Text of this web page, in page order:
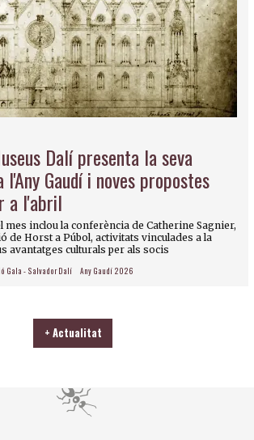
Dalí presenta la seva
Gaudí i noves propostes
a l'abril
inclou la conferència de Catherine Sagnier,
de Horst a Púbol, activitats vinculades a la
avantatges culturals per als socis
Gala - Salvador Dalí Any Gaudí 2026
+ Actualitat